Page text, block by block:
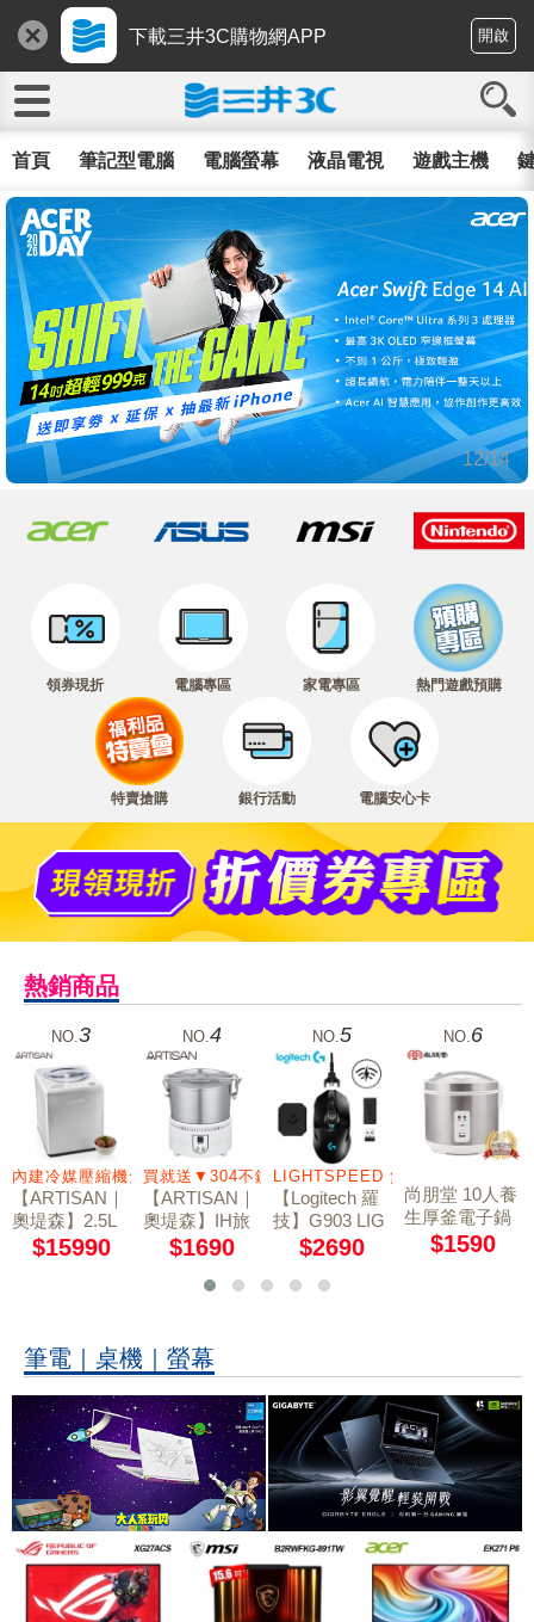
下載三井3C購物網APP 開啟
首頁 筆記型電腦 電腦螢幕 液晶電視 遊戲主機
12/14
領券現折 電腦專區 家電專區 熱門遊戲預購
特賣搶購 銀行活動 電腦安心卡
熱銷商品
震動回饋
NO.3
內建冷媒壓縮機免預冷
【ARTISAN｜
奧堤森】2.5L
數位全自動冰
$15990
NO. 4
買就送▼304不鏽鋼鍋(IH爐適用)
【ARTISAN｜
奧堤森】IH旅
用隨行鍋(220V
(贈304不鏽鋼
$1690
NO.5
LIGHTSPEED 無線技術
【Logitech 羅
技】G903 LIG
HTSPEED 無
$2690
NO. 6
尚朋堂 10人養
生厚釜電子鍋
SC-NX18T
$1590
筆電｜桌機｜螢幕